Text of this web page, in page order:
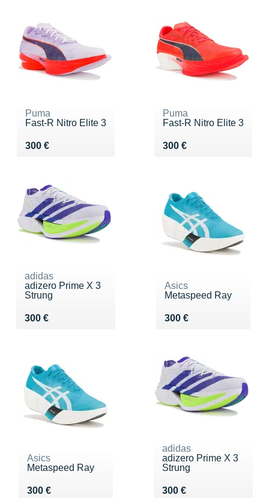
Puma
Fast-R Nitro Elite 3
300 €
Vendu 300 €
Puma
Fast-R Nitro Elite 3
300 €
Vendu 300 €
adidas
adizero Prime X 3
Strung
300 €
Vendu 300 €
Asics
Metaspeed Ray
300 €
Vendu 300 €
Asics
Metaspeed Ray
300 €
Vendu 300 €
adidas
adizero Prime X 3
Strung
300 €
Vendu 300 €